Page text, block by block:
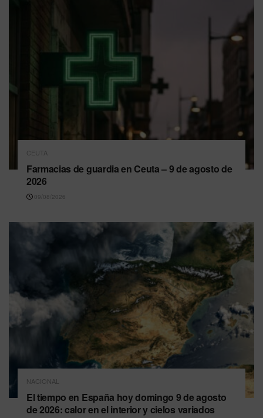
CEUTA
Farmacias de guardia en Ceuta – 9 de agosto de
2026
09/08/2026
NACIONAL
El tiempo en España hoy domingo 9 de agosto
de 2026: calor en el interior y cielos variados